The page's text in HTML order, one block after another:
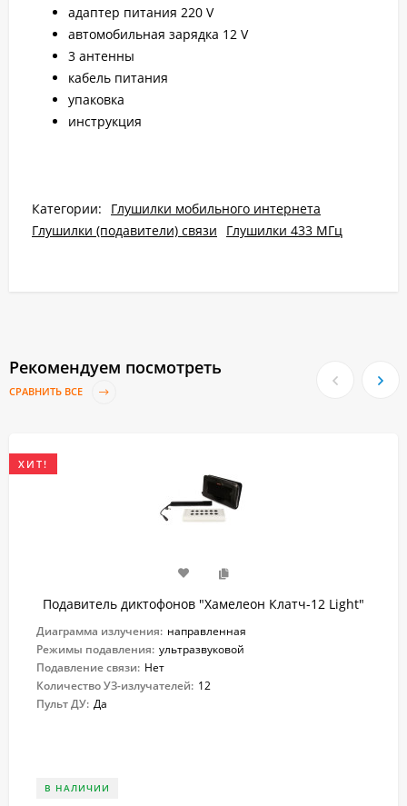
адаптер питания 220 V
автомобильная зарядка 12 V
3 антенны
кабель питания
упаковка
инструкция
Категории:
Глушилки мобильного интернета
Глушилки (подавители) связи
Глушилки 433 МГц
Рекомендуем посмотреть
СРАВНИТЬ ВСЕ
ХИТ!
Подавитель диктофонов "Хамелеон Клатч-12 Light"
Диаграмма излучения: направленная
Режимы подавления: ультразвуковой
Подавление связи: Нет
Количество УЗ-излучателей: 12
Пульт ДУ: Да
В НАЛИЧИИ